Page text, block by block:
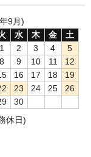
9月)
水 木 金
土
1
2 3 4
5
8 9 10 11
12
16 17 18
19
23 24 25
26
30
休日)